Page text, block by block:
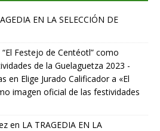
EN LA SELECCIÓN DE
Festejo de Centéotl” como
de la Guelaguetza 2023 -
en Elige Jurado Calificador a «El
imagen oficial de las festividades
en LA TRAGEDIA EN LA